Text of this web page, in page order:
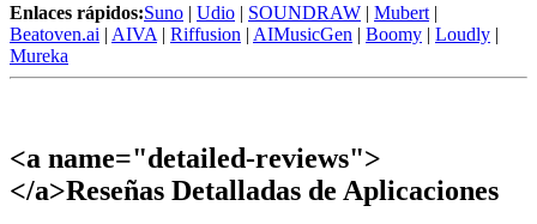
Enlaces rápidos:Suno | Udio | SOUNDRAW | Mubert |
Beatoven.ai | AIVA | Riffusion | AIMusicGen | Boomy | Loudly |
Mureka
<a name="detailed-reviews">
</a>Reseñas Detalladas de Aplicaciones